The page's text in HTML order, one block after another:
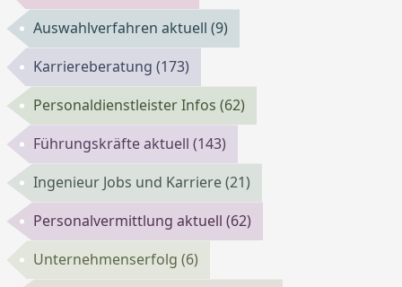
Auswahlverfahren aktuell(9)
Karriereberatung(173)
Personaldienstleister Infos(62)
Führungskräfte aktuell(143)
Ingenieur Jobs und Karriere(21)
Personalvermittlung aktuell(62)
Unternehmenserfolg(6)